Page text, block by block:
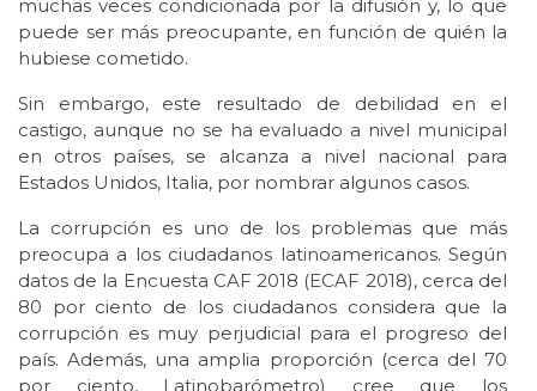
muchas veces condicionada por la difusión y, lo que
puede ser más preocupante, en función de quién la
hubiese cometido.
Sin embargo, este resultado de debilidad en el
castigo, aunque no se ha evaluado a nivel municipal
en otros países, se alcanza a nivel nacional para
Estados Unidos, Italia, por nombrar algunos casos.
La corrupción es uno de los problemas que más
preocupa a los ciudadanos latinoamericanos. Según
datos de la Encuesta CAF 2018 (ECAF 2018), cerca del
80 por ciento de los ciudadanos considera que la
corrupción es muy perjudicial para el progreso del
país. Además, una amplia proporción (cerca del 70
por ciento, Latinobarómetro) cree que los